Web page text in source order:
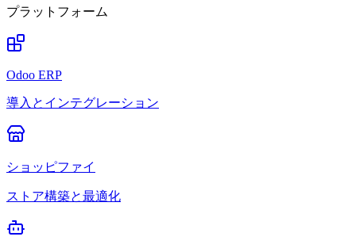
プラットフォーム
Odoo ERP
導入とインテグレーション
ショッピファイ
ストア構築と最適化